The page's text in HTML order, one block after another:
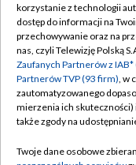
korzystanie z technologii
dostęp do informacji na
przechowywanie oraz na
nas, czyli Telewizję Polską
Zaufanych Partnerów z
Partnerów TVP (93 firm), w
zautomatyzowanego
mierzenia ich skuteczności)
także zgody na
Twoje dane osobowe